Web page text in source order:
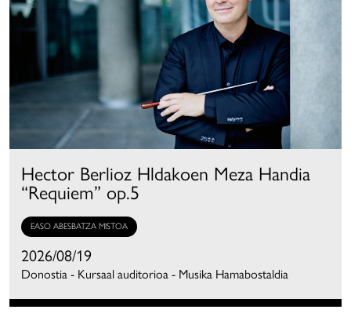
Hector Berlioz Hldakoen Meza Handia
“Requiem” op.5
EASO ABESBATZA MISTOA
2026/08/19
Donostia - Kursaal auditorioa - Musika Hamabostaldia